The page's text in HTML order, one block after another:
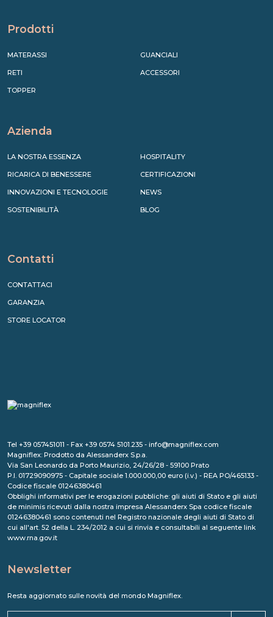
Prodotti
MATERASSI
RETI
TOPPER
GUANCIALI
ACCESSORI
Azienda
LA NOSTRA ESSENZA
RICARICA DI BENESSERE
INNOVAZIONI E TECNOLOGIE
SOSTENIBILITÀ
HOSPITALITY
CERTIFICAZIONI
NEWS
BLOG
Contatti
CONTATTACI
GARANZIA
STORE LOCATOR
Tel +39 057451011 - Fax +39 0574 5101.235 - info@magniflex.com
Magniflex: Prodotto da Alessanderx S.p.a.
Via San Leonardo da Porto Maurizio, 24/26/28 - 59100 Prato
P.I. 01729090975 - Capitale sociale 1.000.000,00 euro (i.v.) - REA PO/465133 -
Codice fiscale 01246380461
Obblighi informativi per le erogazioni pubbliche: gli aiuti di Stato e gli aiuti
de minimis ricevuti dalla nostra impresa Alessanderx Spa codice fiscale
01246380461 sono contenuti nel Registro nazionale degli aiuti di Stato di
cui all'art. 52 della L. 234/2012 a cui si rinvia e consultabili al seguente link
www.rna.gov.it
Newsletter
Resta aggiornato sulle novità del mondo Magniflex.